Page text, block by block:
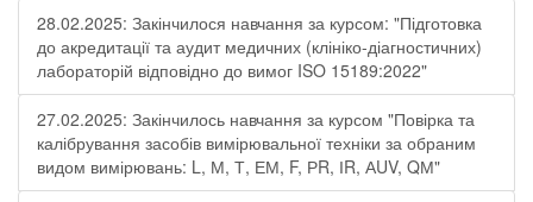
28.02.2025: Закінчилося навчання за курсом: "Підготовка
до акредитації та аудит медичних (клініко-діагностичних)
лабораторій відповідно до вимог ISO 15189:2022"
27.02.2025: Закінчилось навчання за курсом "Повірка та
калібрування засобів вимірювальної техніки за обраним
видом вимірювань: L, М, Т, ЕМ, F, РR, ІR, АUV, QМ"